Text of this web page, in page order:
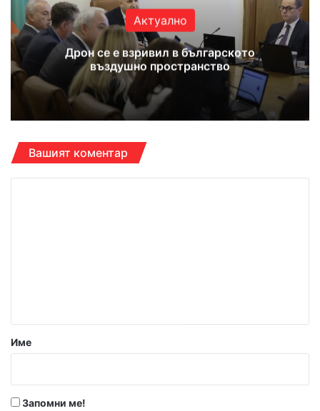
Актуално
Дрон се е взривил в българското
въздушно пространство
Вашият коментар
р
Име
Запомни ме!